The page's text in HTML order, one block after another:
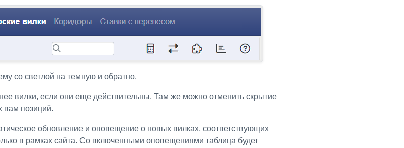
со светлой на темную и обратно.
вилки, если они еще действительны. Там же можно отменить скрытие
вам позиций.
обновление и оповещение о новых вилках, соответствующих
в рамках сайта. Со включенными оповещениями таблица будет